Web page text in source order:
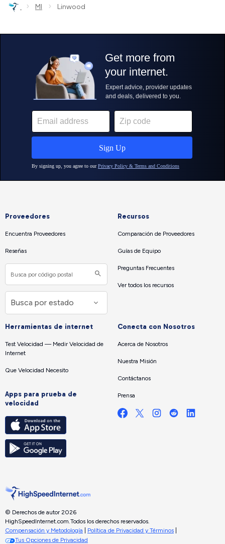
› MI › Linwood
Proveedores
Encuentra Proveedores
Reseñas
Recursos
Comparación de Proveedores
Guías de Equipo
Preguntas Frecuentes
Ver todos los recursos
Herramientas de internet
Test Velocidad — Medir Velocidad de
Internet
Que Velocidad Necesito
Apps para prueba de
velocidad
Conecta con Nosotros
Acerca de Nosotros
Nuestra Misión
Contáctanos
Prensa
© Derechos de autor 2026
HighSpeedInternet.com.Todos los derechos reservados.
Compensación y Metodología
Política de Privacidad y Términos
Tus Opciones de Privacidad